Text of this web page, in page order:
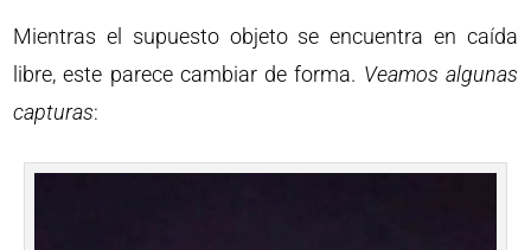
Mientras el supuesto objeto se encuentra en caída
libre, este parece cambiar de forma. Veamos algunas
capturas: